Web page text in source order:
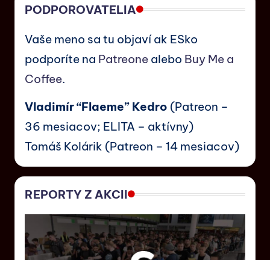
PODPOROVATELIA
Vaše meno sa tu objaví ak ESko
podporíte na Patreone alebo Buy Me a
Coffee.
Vladimír “Flaeme” Kedro (Patreon –
36 mesiacov; ELITA – aktívny)
Tomáš Kolárik (Patreon – 14 mesiacov)
REPORTY Z AKCII